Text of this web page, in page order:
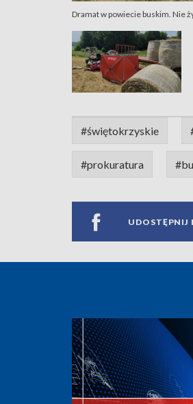
Dramat w powiecie buskim. Nie
#świętokrzyskie
#prokuratura
UDOSTĘPNIJ